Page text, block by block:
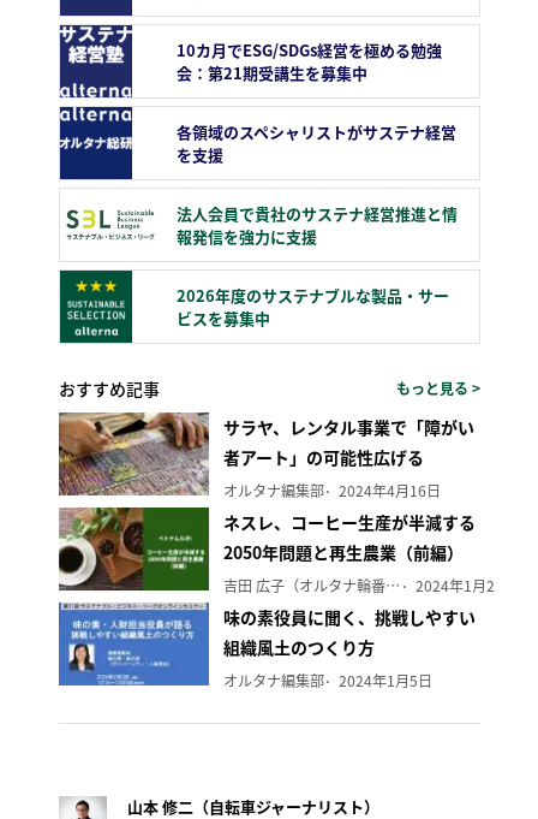
10カ月でESG/SDGs経営を極める勉強
会：第21期受講生を募集中
各領域のスペシャリストがサステナ経営
を支援
法人会員で貴社のサステナ経営推進と情
報発信を強力に支援
2026年度のサステナブルな製品・サー
ビスを募集中
おすすめ記事 もっと見る >
サラヤ、レンタル事業で「障がい
者アート」の可能性広げる
オルタナ編集部 2024年4月16日
ネスレ、コーヒー生産が半減する
2050年問題と再生農業（前編）
吉田 広子（オルタナ輪番編集長） 2024年1月29日
味の素役員に聞く、挑戦しやすい
組織風土のつくり方
オルタナ編集部 2024年1月5日
山本 修二（自転車ジャーナリスト）